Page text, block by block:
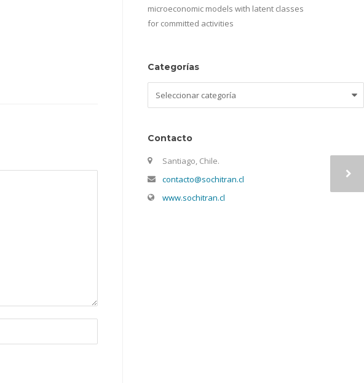
microeconomic models with latent classes
for committed activities
Categorías
Contacto
Santiago, Chile.
contacto@sochitran.cl
www.sochitran.cl